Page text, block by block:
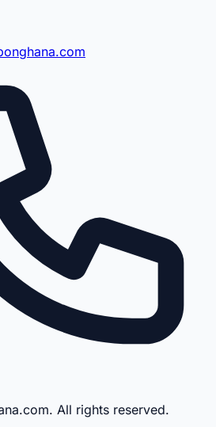
All rights reserved.